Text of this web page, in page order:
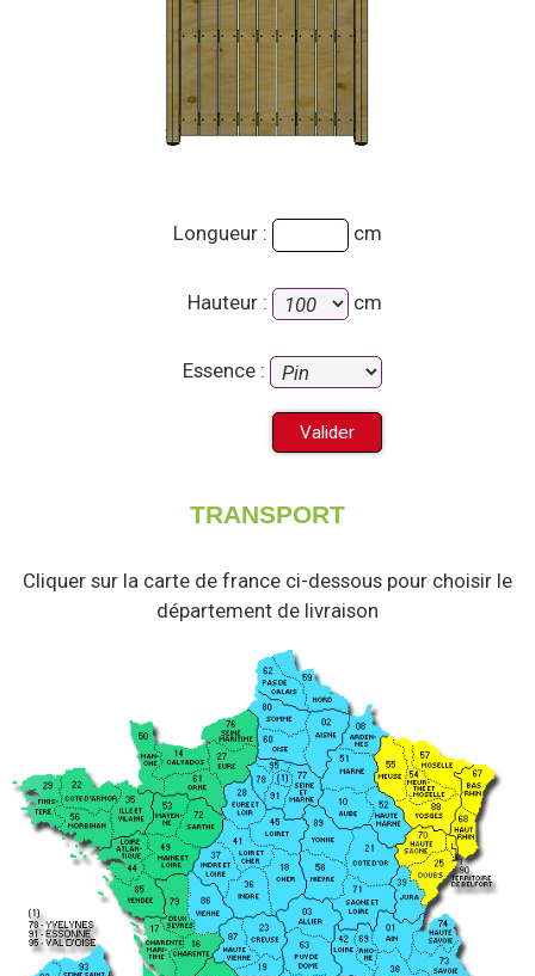
Longueur : cm
Hauteur : cm
Essence :
TRANSPORT
Cliquer sur la carte de france ci-dessous pour choisir le
département de livraison